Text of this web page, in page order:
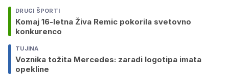
DRUGI ŠPORTI
Komaj 16-letna Živa Remic pokorila svetovno
konkurenco
TUJINA
Voznika tožita Mercedes: zaradi logotipa imata
opekline